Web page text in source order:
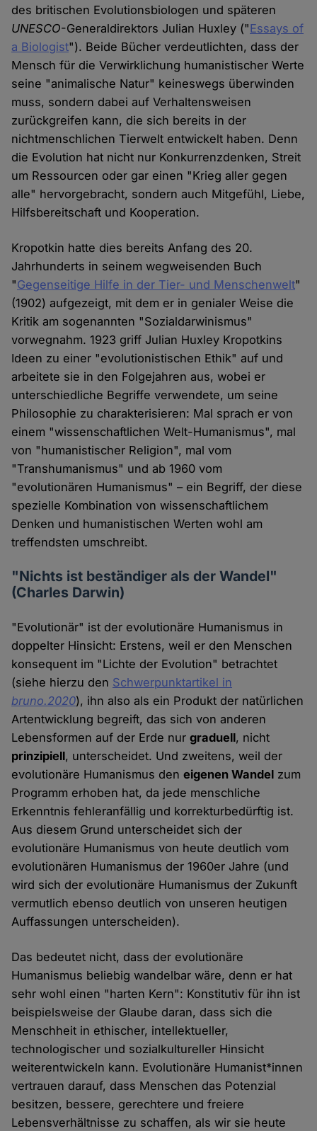
des britischen Evolutionsbiologen und späteren
UNESCO-Generaldirektors Julian Huxley ("Essays of
a Biologist"). Beide Bücher verdeutlichten, dass der
Mensch für die Verwirklichung humanistischer Werte
seine "animalische Natur" keineswegs überwinden
muss, sondern dabei auf Verhaltensweisen
zurückgreifen kann, die sich bereits in der
nichtmenschlichen Tierwelt entwickelt haben. Denn
die Evolution hat nicht nur Konkurrenzdenken, Streit
um Ressourcen oder gar einen "Krieg aller gegen
alle" hervorgebracht, sondern auch Mitgefühl, Liebe,
Hilfsbereitschaft und Kooperation.
Kropotkin hatte dies bereits Anfang des 20.
Jahrhunderts in seinem wegweisenden Buch
"Gegenseitige Hilfe in der Tier- und Menschenwelt"
(1902) aufgezeigt, mit dem er in genialer Weise die
Kritik am sogenannten "Sozialdarwinismus"
vorwegnahm. 1923 griff Julian Huxley Kropotkins
Ideen zu einer "evolutionistischen Ethik" auf und
arbeitete sie in den Folgejahren aus, wobei er
unterschiedliche Begriffe verwendete, um seine
Philosophie zu charakterisieren: Mal sprach er von
einem "wissenschaftlichen Welt-Humanismus", mal
von "humanistischer Religion", mal vom
"Transhumanismus" und ab 1960 vom
"evolutionären Humanismus" – ein Begriff, der diese
spezielle Kombination von wissenschaftlichem
Denken und humanistischen Werten wohl am
treffendsten umschreibt.
"Nichts ist beständiger als der Wandel"
(Charles Darwin)
"Evolutionär" ist der evolutionäre Humanismus in
doppelter Hinsicht: Erstens, weil er den Menschen
konsequent im "Lichte der Evolution" betrachtet
(siehe hierzu den Schwerpunktartikel in
bruno.2020), ihn also als ein Produkt der natürlichen
Artentwicklung begreift, das sich von anderen
Lebensformen auf der Erde nurgraduell, nicht
prinzipiell, unterscheidet. Und zweitens, weil der
evolutionäre Humanismus deneigenen Wandel zum
Programm erhoben hat, da jede menschliche
Erkenntnis fehleranfällig und korrekturbedürftig ist.
Aus diesem Grund unterscheidet sich der
evolutionäre Humanismus von heute deutlich vom
evolutionären Humanismus der 1960er Jahre (und
wird sich der evolutionäre Humanismus der Zukunft
vermutlich ebenso deutlich von unseren heutigen
Auffassungen unterscheiden).
Das bedeutet nicht, dass der evolutionäre
Humanismus beliebig wandelbar wäre, denn er hat
sehr wohl einen "harten Kern": Konstitutiv für ihn ist
beispielsweise der Glaube daran, dass sich die
Menschheit in ethischer, intellektueller,
technologischer und sozialkultureller Hinsicht
weiterentwickeln kann. Evolutionäre Humanist*innen
vertrauen darauf, dass Menschen das Potenzial
besitzen, bessere, gerechtere und freiere
Lebensverhältnisse zu schaffen, als wir sie heute